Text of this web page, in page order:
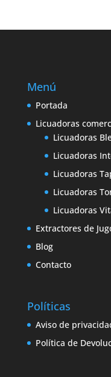
Menú
Portada
Licuadoras
Licuadoras
Licuadoras
Licuadoras
Licuadoras
Licuadoras
Extractores de
Blog
Contacto
Políticas
Aviso de
Política de